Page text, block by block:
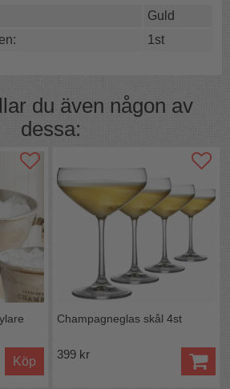
champagne-cooler bowl eller coolie
bra att fylla med ölflaskor,
En annorlunda och exklusiv kylare.
för att kyla så väl vin- som
flaskor i vinskålen kan den fyllas
Guld
1st
du även någon av
dessa:
Köp
Champagneglas skål 4st
399 kr